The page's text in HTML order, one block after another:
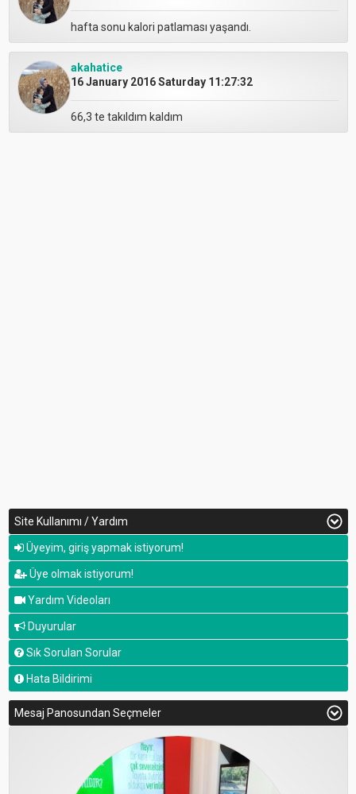
hafta sonu kalori patlaması yaşandı.
akahatice
16 January 2016 Saturday 11:27:32
66,3 te takıldım kaldım
Site Kullanımı / Yardım
Üyeyim, giriş yapmak istiyorum!
Üye olmak istiyorum!
Yardım Videoları
Duyurular
Sık Sorulan Sorular
Hata Bildirimi
Mesaj Panosundan Seçmeler